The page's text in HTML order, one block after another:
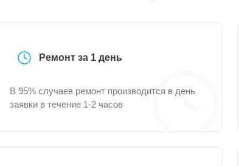
Ремонт за 1 день
В 95% случаев ремонт производится в день
заявки в течение 1-2 часов